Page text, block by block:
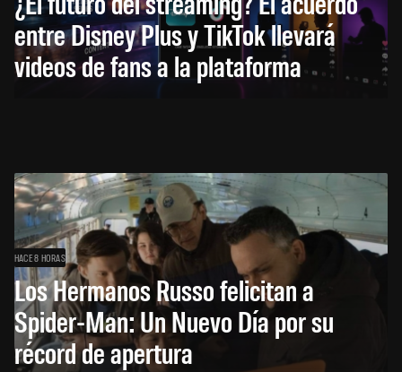
entre Disney Plus y TikTok llevará
videos de fans a la plataforma
HACE 8 HORAS
Los Hermanos Russo felicitan a
Spider-Man: Un Nuevo Día por su
récord de apertura